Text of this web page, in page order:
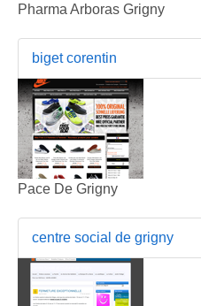
Pharma Arboras Grigny
biget corentin
Pace De Grigny
centre social de grigny